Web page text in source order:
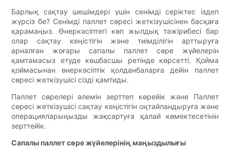
Барлық сақтау шешімдері үшін сенімді серіктес іздеп
жүрсіз бе? Сенімді паллет сөресі жеткізушісінен басқаға
қарамаңыз. Өнеркәсіптегі көп жылдық тәжірибесі бар
олар сақтау кеңістігін және тиімділігін арттыруға
арналған жоғары сапалы паллет сөре жүйелерін
қамтамасыз етуде көшбасшы ретінде көрсетті. Қойма
қоймасынан өнеркәсіптік қолданбаларға дейін паллет
сөресі жеткізушісі сізді қамтиды.
Паллет сөрелері әлемін зерттеп көрейік және Паллет
сөресі жеткізушісі сақтау кеңістігін оңтайландыруға және
операцияларыңызды жақсартуға қалай көмектесетінін
зерттейік.
Сапалы паллет сөре жүйелерінің маңыздылығы